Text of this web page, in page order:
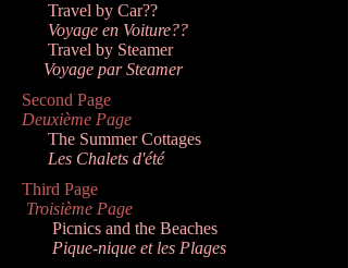
Travel by Car??
Voyage en Voiture??
Travel by Steamer
Voyage par Steamer
Second Page
Deuxième Page
The Summer Cottages
Les Chalets d'été
Third Page
Troisième Page
Picnics and the Beaches
Pique-nique et les Plages